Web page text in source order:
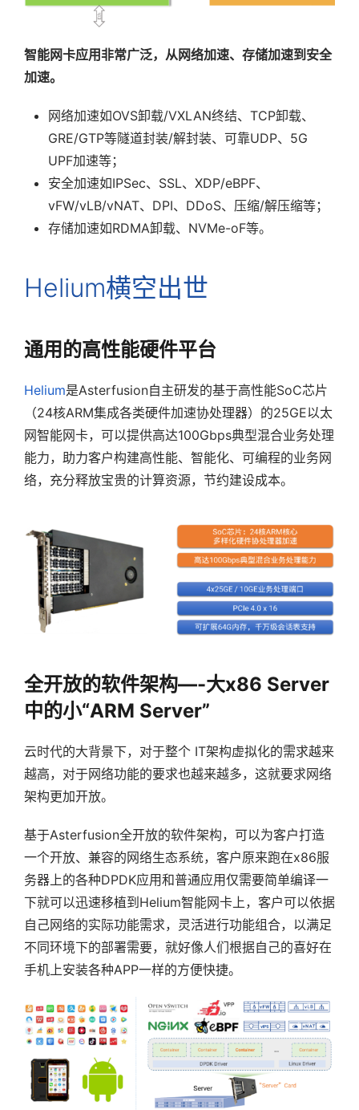
智能网卡应用非常广泛，从网络加速、存储加速到安全
加速。
网络加速如OVS卸载/VXLAN终结、TCP卸载、
GRE/GTP等隧道封装/解封装、可靠UDP、5G
UPF加速等；
安全加速如IPSec、SSL、XDP/eBPF、
vFW/vLB/vNAT、DPI、DDoS、压缩/解压缩等；
存储加速如RDMA卸载、NVMe-oF等。
Helium横空出世
通用的高性能硬件平台
Helium是Asterfusion自主研发的基于高性能SoC芯片
（24核ARM集成各类硬件加速协处理器）的25GE以太
网智能网卡，可以提供高达100Gbps典型混合业务处理
能力，助力客户构建高性能、智能化、可编程的业务网
络，充分释放宝贵的计算资源，节约建设成本。
全开放的软件架构—-大x86 Server
中的小“ARM Server”
云时代的大背景下，对于整个 IT架构虚拟化的需求越来
越高，对于网络功能的要求也越来越多，这就要求网络
架构更加开放。
基于Asterfusion全开放的软件架构，可以为客户打造
一个开放、兼容的网络生态系统，客户原来跑在x86服
务器上的各种DPDK应用和普通应用仅需要简单编译一
下就可以迅速移植到Helium智能网卡上，客户可以依据
自己网络的实际功能需求，灵活进行功能组合，以满足
不同环境下的部署需要，就好像人们根据自己的喜好在
手机上安装各种APP一样的方便快捷。